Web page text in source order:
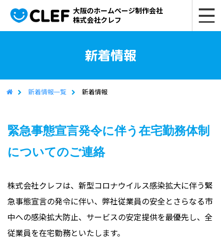
大阪のホームページ制作会社
株式会社クレフ
新着情報
新着情報一覧 新着情報
緊急事態宣言発令に伴う在宅勤務体制
についてのご連絡
株式会社クレフは、新型コロナウイルス感染拡大に伴う緊
急事態宣言の発令に伴い、弊社従業員の安全とさらなる市
中への感染拡大防止、サービスの安定提供を最優先し、全
従業員を在宅勤務といたします。